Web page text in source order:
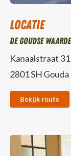
Locatie
De Goudse
Kanaalstraat 31
2801 SH Gouda
Bekijk route